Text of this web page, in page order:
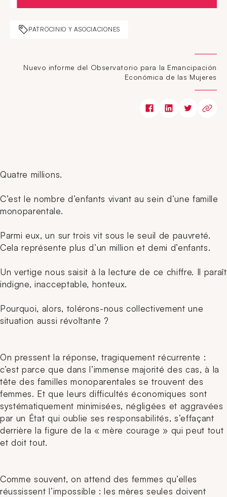
PATROCINIO Y ASOCIACIONES
Nuevo informe del Observatorio para la Emancipación
Económica de las Mujeres
Quatre millions.
C’est le nombre d’enfants vivant au sein d’une famille
monoparentale.
Parmi eux, un sur trois vit sous le seuil de pauvreté.
Cela représente plus d’un million et demi d’enfants.
Un vertige nous saisit à la lecture de ce chiffre. Il paraît
indigne, inacceptable, honteux.
Pourquoi, alors, tolérons-nous collectivement une
situation aussi révoltante ?
On pressent la réponse, tragiquement récurrente :
c’est parce que dans l’immense majorité des cas, à la
tête des familles monoparentales se trouvent des
femmes. Et que leurs difficultés économiques sont
systématiquement minimisées, négligées et aggravées
par un État qui oublie ses responsabilités, s’effaçant
derrière la figure de la « mère courage » qui peut tout
et doit tout.
Comme souvent, on attend des femmes qu’elles
réussissent l’impossible : les mères seules doivent